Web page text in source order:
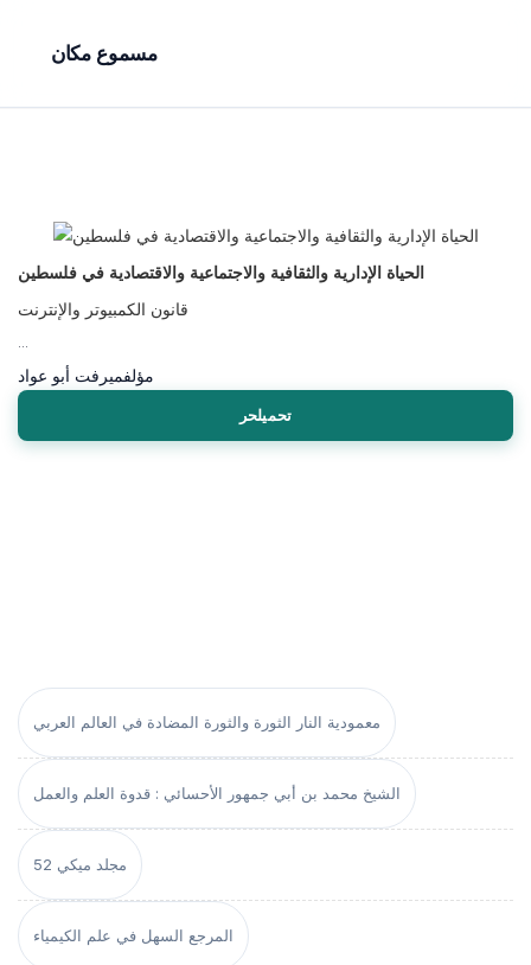
مسموع مكان
معمودية النار الثورة والثورة المضادة في العالم العربي
الشيخ محمد بن أبي جمهور الأحسائي : قدوة العلم والعمل
مجلد ميكي 52
المرجع السهل في علم الكيمياء
الحياة الإدارية والثقافية والاجتماعية والاقتصادية في فلسطين
قانون الكمبيوتر والإنترنت
مؤلفميرفت أبو عواد
تحميلحر